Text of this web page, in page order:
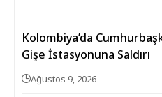
Kolombiya’da
Gişe İstasyonuna Saldırı
Ağustos 9, 2026